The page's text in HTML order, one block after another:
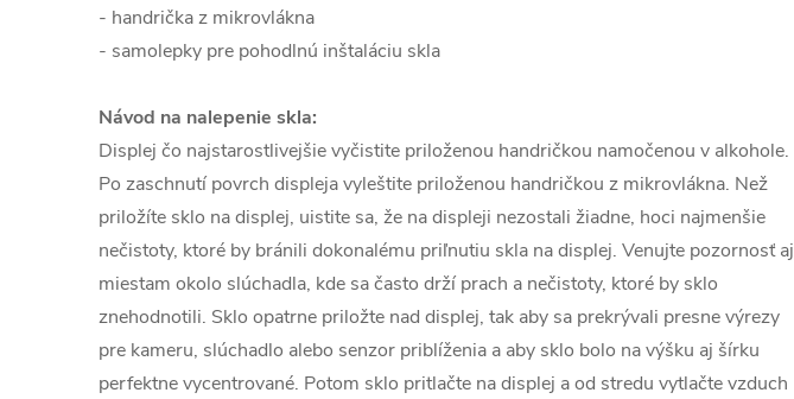
- handrička z mikrovlákna
- samolepky pre pohodlnú inštaláciu skla
Návod na nalepenie skla:
Displej čo najstarostlivejšie vyčistite priloženou handričkou namočenou v alkohole.
Po zaschnutí povrch displeja vyleštite priloženou handričkou z mikrovlákna. Než
priložíte sklo na displej, uistite sa, že na displeji nezostali žiadne, hoci najmenšie
nečistoty, ktoré by bránili dokonalému priľnutiu skla na displej. Venujte pozornosť aj
miestam okolo slúchadla, kde sa často drží prach a nečistoty, ktoré by sklo
znehodnotili. Sklo opatrne priložte nad displej, tak aby sa prekrývali presne výrezy
pre kameru, slúchadlo alebo senzor priblíženia a aby sklo bolo na výšku aj šírku
perfektne vycentrované. Potom sklo pritlačte na displej a od stredu vytlačte vzduch